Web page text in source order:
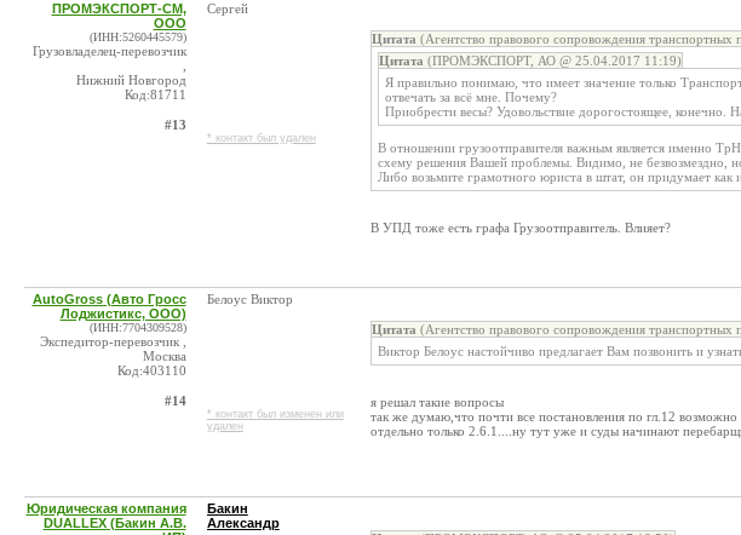
ПРОМЭКСПОРТ-СМ,
ООО
(ИНН:5260445579)
Грузовладелец-перевозчик
Нижний Новгород
Код:81711
#13
Сергей
* контакт был удален
Цитата (Агентство правового сопровождения
Цитата (ПРОМЭКСПОРТ, АО @ 25.04.2017 11:19)
Я правильно понимаю, что имеет значение только
отвечать за всё мне. Почему?
Приобрести весы? Удовольствие дорогостоящее, конечно.
В отношении грузоотправителя важным является именно
схему решения Вашей проблемы. Видимо, не безвозмездно,
Либо возьмите грамотного юриста в штат, он придумает как
В УПД тоже есть графа Грузоотправитель. Влияет?
AutoGross (Авто Гросс
Лоджистикс, ООО)
(ИНН:7704309528)
Экспедитор-перевозчик ,
Москва
Код:403110
#14
Белоус Виктор
* контакт был изменен или
удален
Цитата (Агентство правового сопровождения
Виктор Белоус настойчиво предлагает Вам позвонить и
я решал такие вопросы
так же думаю,что почти все постановления по гл.12 возможно
отдельно только 2.6.1....ну тут уже и суды начинают
Юридическая компания
DUALLEX (Бакин А.В.
Бакин
Александр